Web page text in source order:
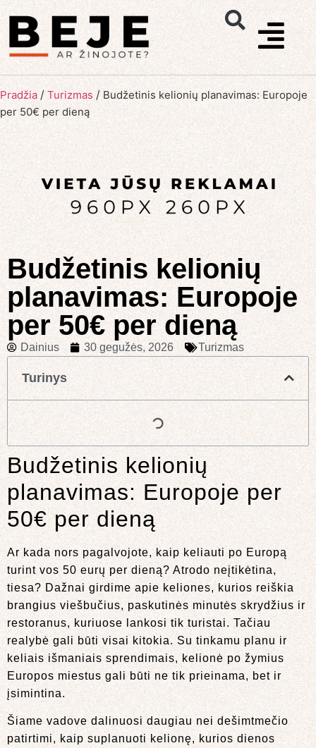
Pradžia / Turizmas / Budžetinis kelionių planavimas: Europoje
per 50€ per dieną
Budžetinis kelionių
planavimas: Europoje
per 50€ per dieną
Dainius 30 gegužės, 2026 Turizmas
Turinys
Budžetinis kelionių
planavimas: Europoje per
50€ per dieną
Ar kada nors pagalvojote, kaip keliauti po Europą
turint vos 50 eurų per dieną? Atrodo neįtikėtina,
tiesa? Dažnai girdime apie keliones, kurios reiškia
brangius viešbučius, paskutinės minutės skrydžius ir
restoranus, kuriuose lankosi tik turistai. Tačiau
realybė gali būti visai kitokia. Su tinkamu planu ir
keliais išmaniais sprendimais, kelionė po žymius
Europos miestus gali būti ne tik prieinama, bet ir
įsimintina.
Šiame vadove dalinuosi daugiau nei dešimtmečio
patirtimi, kaip suplanuoti kelionę, kurios dienos